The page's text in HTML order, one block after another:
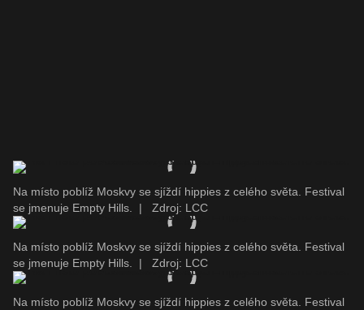
Na místo poblíž Moskvy se sjíždí hippies z celého světa. Festival
se jmenuje Empty Hills.
| Zdroj: LCC
Na místo poblíž Moskvy se sjíždí hippies z celého světa. Festival
se jmenuje Empty Hills.
| Zdroj: LCC
Na místo poblíž Moskvy se sjíždí hippies z celého světa. Festival